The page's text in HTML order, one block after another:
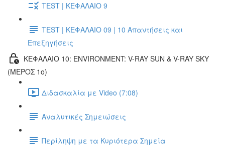
TEST | ΚΕΦΑΛΑΙΟ 9
TEST | ΚΕΦΑΛΑΙΟ 09 | 10 Απαντήσεις και
Επεξηγήσεις
ΚΕΦΑΛΑΙΟ 10: ENVIRONMENT: V-RAY SUN & V-RAY SKY
(ΜΕΡΟΣ 1ο)
Διδασκαλία με Video (7:08)
Αναλυτικές Σημειώσεις
Περίληψη με τα Κυριότερα Σημεία